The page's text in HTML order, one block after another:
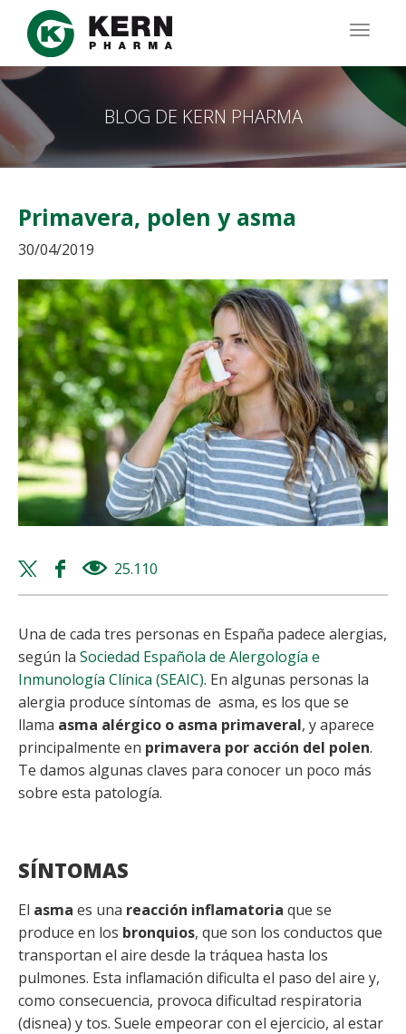
Pasar
contenido
principal
BLOG DE KERN PHARMA
Primavera, polen y asma
30/04/2019
Twitter
share
Facebook
share
25.110
Una de cada tres personas en España padece alergias,
según la Sociedad Española de Alergología e
Inmunología Clínica (SEAIC). En algunas personas la
alergia produce síntomas de asma, es los que se
llama asma alérgico o asma primaveral, y aparece
principalmente en primavera por acción del polen.
Te damos algunas claves para conocer un poco más
sobre esta patología.
SÍNTOMAS
El asma es una reacción inflamatoria que se
produce en los bronquios, que son los conductos que
transportan el aire desde la tráquea hasta los
pulmones. Esta inflamación dificulta el paso del aire y,
como consecuencia, provoca dificultad respiratoria
(disnea) y tos. Suele empeorar con el ejercicio, al estar